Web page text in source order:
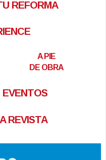
REFORMA
A PIE
DE OBRA
REVISTA